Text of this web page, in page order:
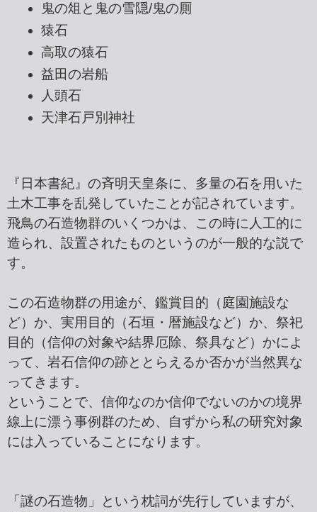
鬼の俎と鬼の雪隠/鬼の厠
猿石
高取の猿石
益田の岩船
人頭石
天津石戸別神社
『日本書紀』の斉明天皇条に、多量の石を用いた
土木工事を乱発していたことが記されています。
飛鳥の石造物群のいくつかは、この時に人工的に
造られ、設置されたものというのが一般的な説で
す。
この石造物群の用途が、鑑賞目的（庭園施設な
ど）か、実用目的（石垣・暦施設など）か、祭祀
目的（信仰の対象や結界厄除、祭具など）かによ
って、岩石信仰の跡ととらえるか否かが当然異な
ってきます。
ということで、信仰なのか信仰でないのかの境界
線上に漂う事例群のため、自ずから私の研究対象
には入っていることになります。
「謎の石造物」という枕詞が先行していますが、